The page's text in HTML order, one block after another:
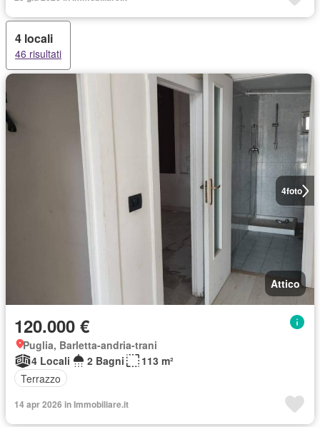
4 locali
46 risultati
4foto
Attico
120.000 €
Puglia, Barletta-andria-trani
4 Locali
2 Bagni
113 m²
Terrazzo
14 apr 2026 in Immobiliare.it